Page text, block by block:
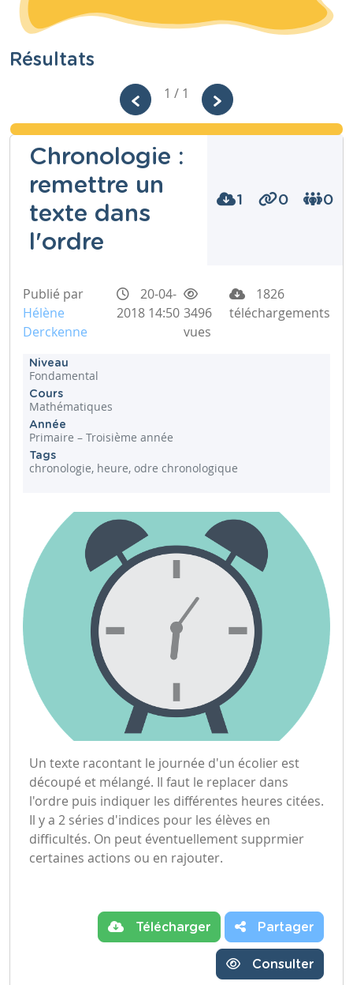
Résultats
1 / 1
Chronologie :
remettre un
texte dans
l'ordre
1 0 0
Publié par
Hélène
Derckenne
20-04-
2018 14:50 3496
vues
1826
téléchargements
Niveau
Fondamental
Cours
Mathématiques
Année
Primaire – Troisième année
Tags
chronologie, heure, odre chronologique
Un texte racontant le journée d'un écolier est
découpé et mélangé. Il faut le replacer dans
l'ordre puis indiquer les différentes heures citées.
Il y a 2 séries d'indices pour les élèves en
difficultés. On peut éventuellement supprmier
certaines actions ou en rajouter.
Télécharger Partager
Consulter